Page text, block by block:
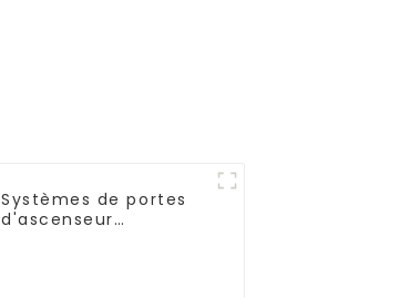
Systèmes de portes
d'ascenseur